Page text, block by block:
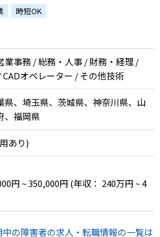
オペレーター）
時短OK
業事務 / 総務・人事 / 財務・経理 /
オペレーター / その他技術
県、埼玉県、茨城県、神奈川県、山
、福岡県
あり)
円 ~ 350,000円 (年収： 240万円 ~ 4
の障害者の求人・転職情報の一覧は
ス
カウトサービス
支援サービス
つける就労移行支援サービス
こちら
ューを閉じる